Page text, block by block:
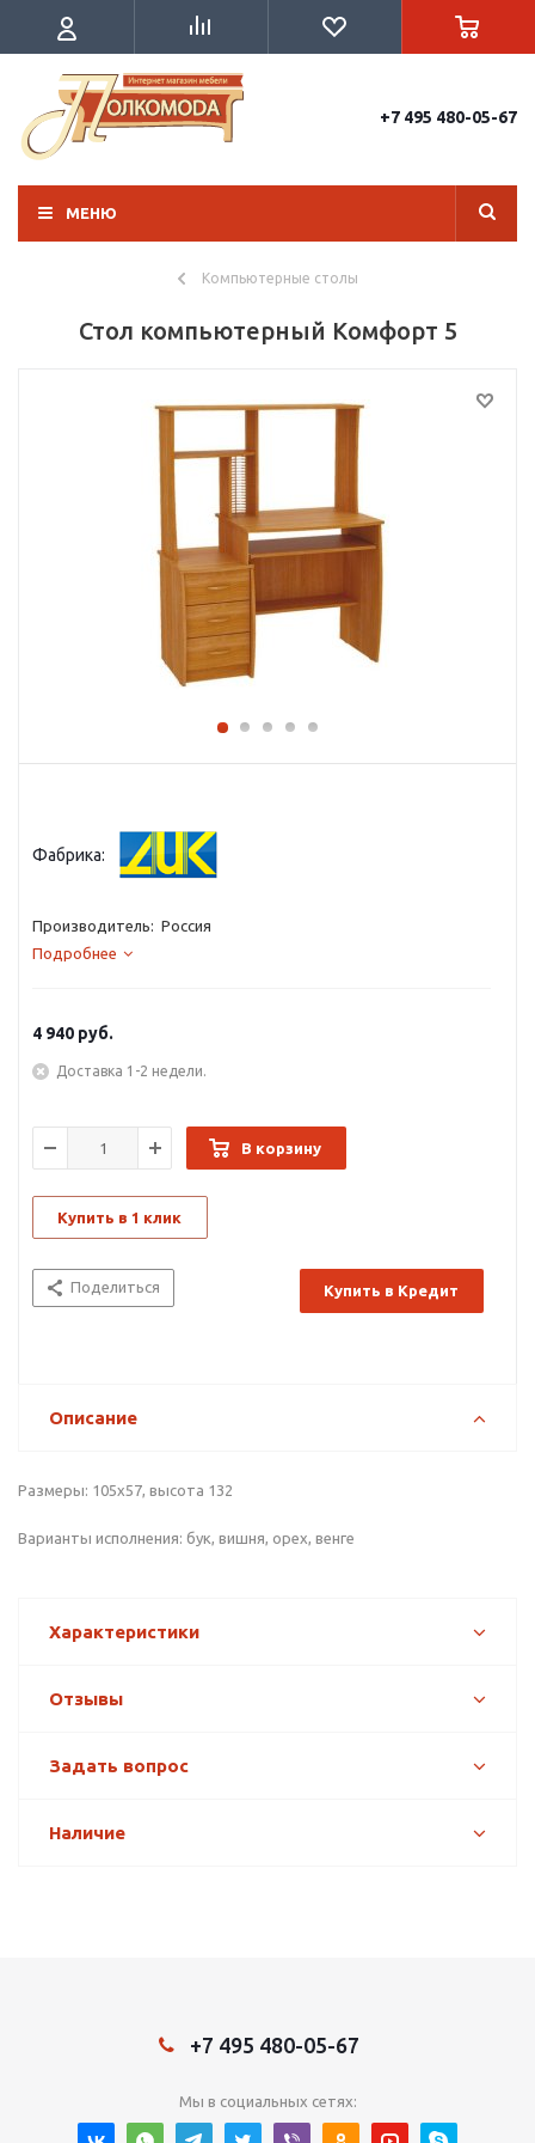
+7 495 480-05-67
МЕНЮ
Компьютерные столы
Стол компьютерный Комфорт 5
Фабрика:
Производитель: Россия
Подробнее
4 940 руб.
Доставка 1-2 недели.
В корзину
Купить в 1 клик
Поделиться Купить в Кредит
Описание
Размеры: 105х57, высота 132
Варианты исполнения: бук, вишня, орех, венге
Характеристики
Отзывы
Задать вопрос
Наличие
+7 495 480-05-67
Мы в социальных сетях: